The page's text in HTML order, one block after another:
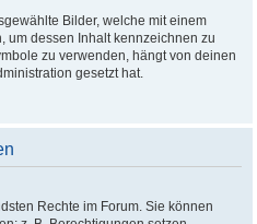
Bilder, welche mit einem
um dessen Inhalt kennzeichnen zu
zu verwenden, hängt von deinen
gesetzt hat.
Rechte im Forum. Sie können